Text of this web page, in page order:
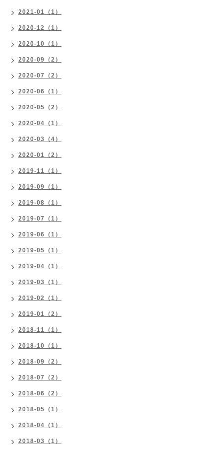
2021-01（1）
2020-12（1）
2020-10（1）
2020-09（2）
2020-07（2）
2020-06（1）
2020-05（2）
2020-04（1）
2020-03（4）
2020-01（2）
2019-11（1）
2019-09（1）
2019-08（1）
2019-07（1）
2019-06（1）
2019-05（1）
2019-04（1）
2019-03（1）
2019-02（1）
2019-01（2）
2018-11（1）
2018-10（1）
2018-09（2）
2018-07（2）
2018-06（2）
2018-05（1）
2018-04（1）
2018-03（1）